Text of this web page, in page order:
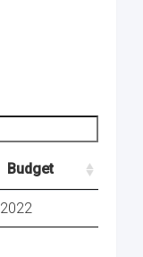
Budget
2022